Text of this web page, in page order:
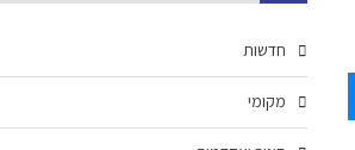
חדשות
מקומי